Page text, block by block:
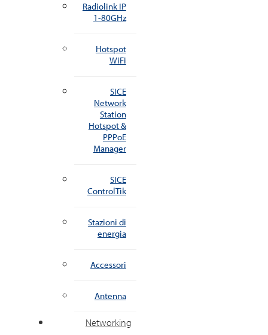
Radiolink IP
1-80GHz
Hotspot
WiFi
SICE
Network
Station
Hotspot &
PPPoE
Manager
SICE
ControlTik
Stazioni di
energia
Accessori
Antenna
Networking